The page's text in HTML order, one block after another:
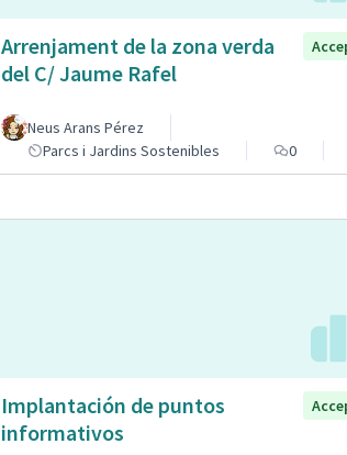
Arrenjament de la zona verda
del C/ Jaume Rafel
Neus Arans Pérez
Parcs i Jardins Sostenibles
0
Implantación de puntos
informativos